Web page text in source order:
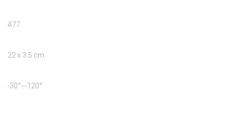
A77
22 x 3.5 cm
-30°---120°